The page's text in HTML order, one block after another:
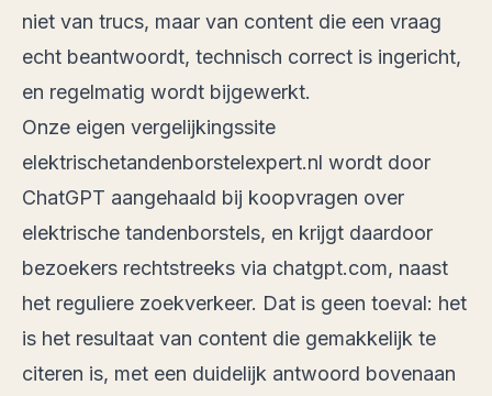
niet van trucs, maar van content die een vraag
echt beantwoordt, technisch correct is ingericht,
en regelmatig wordt bijgewerkt.
Onze eigen vergelijkingssite
elektrischetandenborstelexpert.nl wordt door
ChatGPT aangehaald bij koopvragen over
elektrische tandenborstels, en krijgt daardoor
bezoekers rechtstreeks via chatgpt.com, naast
het reguliere zoekverkeer. Dat is geen toeval: het
is het resultaat van content die gemakkelijk te
citeren is, met een duidelijk antwoord bovenaan